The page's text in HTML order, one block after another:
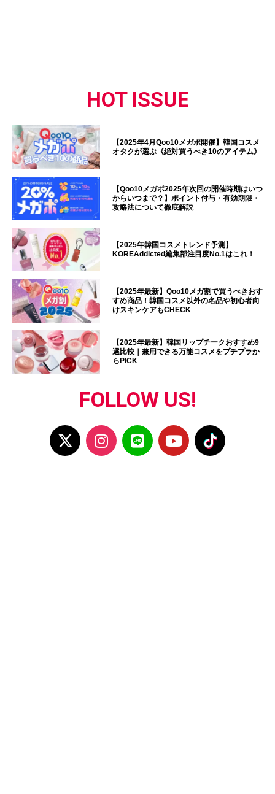
HOT ISSUE
【2025年4月Qoo10メガポ開催】韓国コスメ
オタクが選ぶ《絶対買うべき10のアイテム》
【Qoo10メガポ2025年次回の開催時期はいつ
からいつまで？】ポイント付与・有効期限・
攻略法について徹底解説
【2025年韓国コスメトレンド予測】
KOREAddicted編集部注目度No.1はこれ！
【2025年最新】Qoo10メガ割で買うべきおす
すめ商品！韓国コスメ以外の名品や初心者向
けスキンケアもCHECK
【2025年最新】韓国リップチークおすすめ9
選比較｜兼用できる万能コスメをプチプラか
らPICK
FOLLOW US!